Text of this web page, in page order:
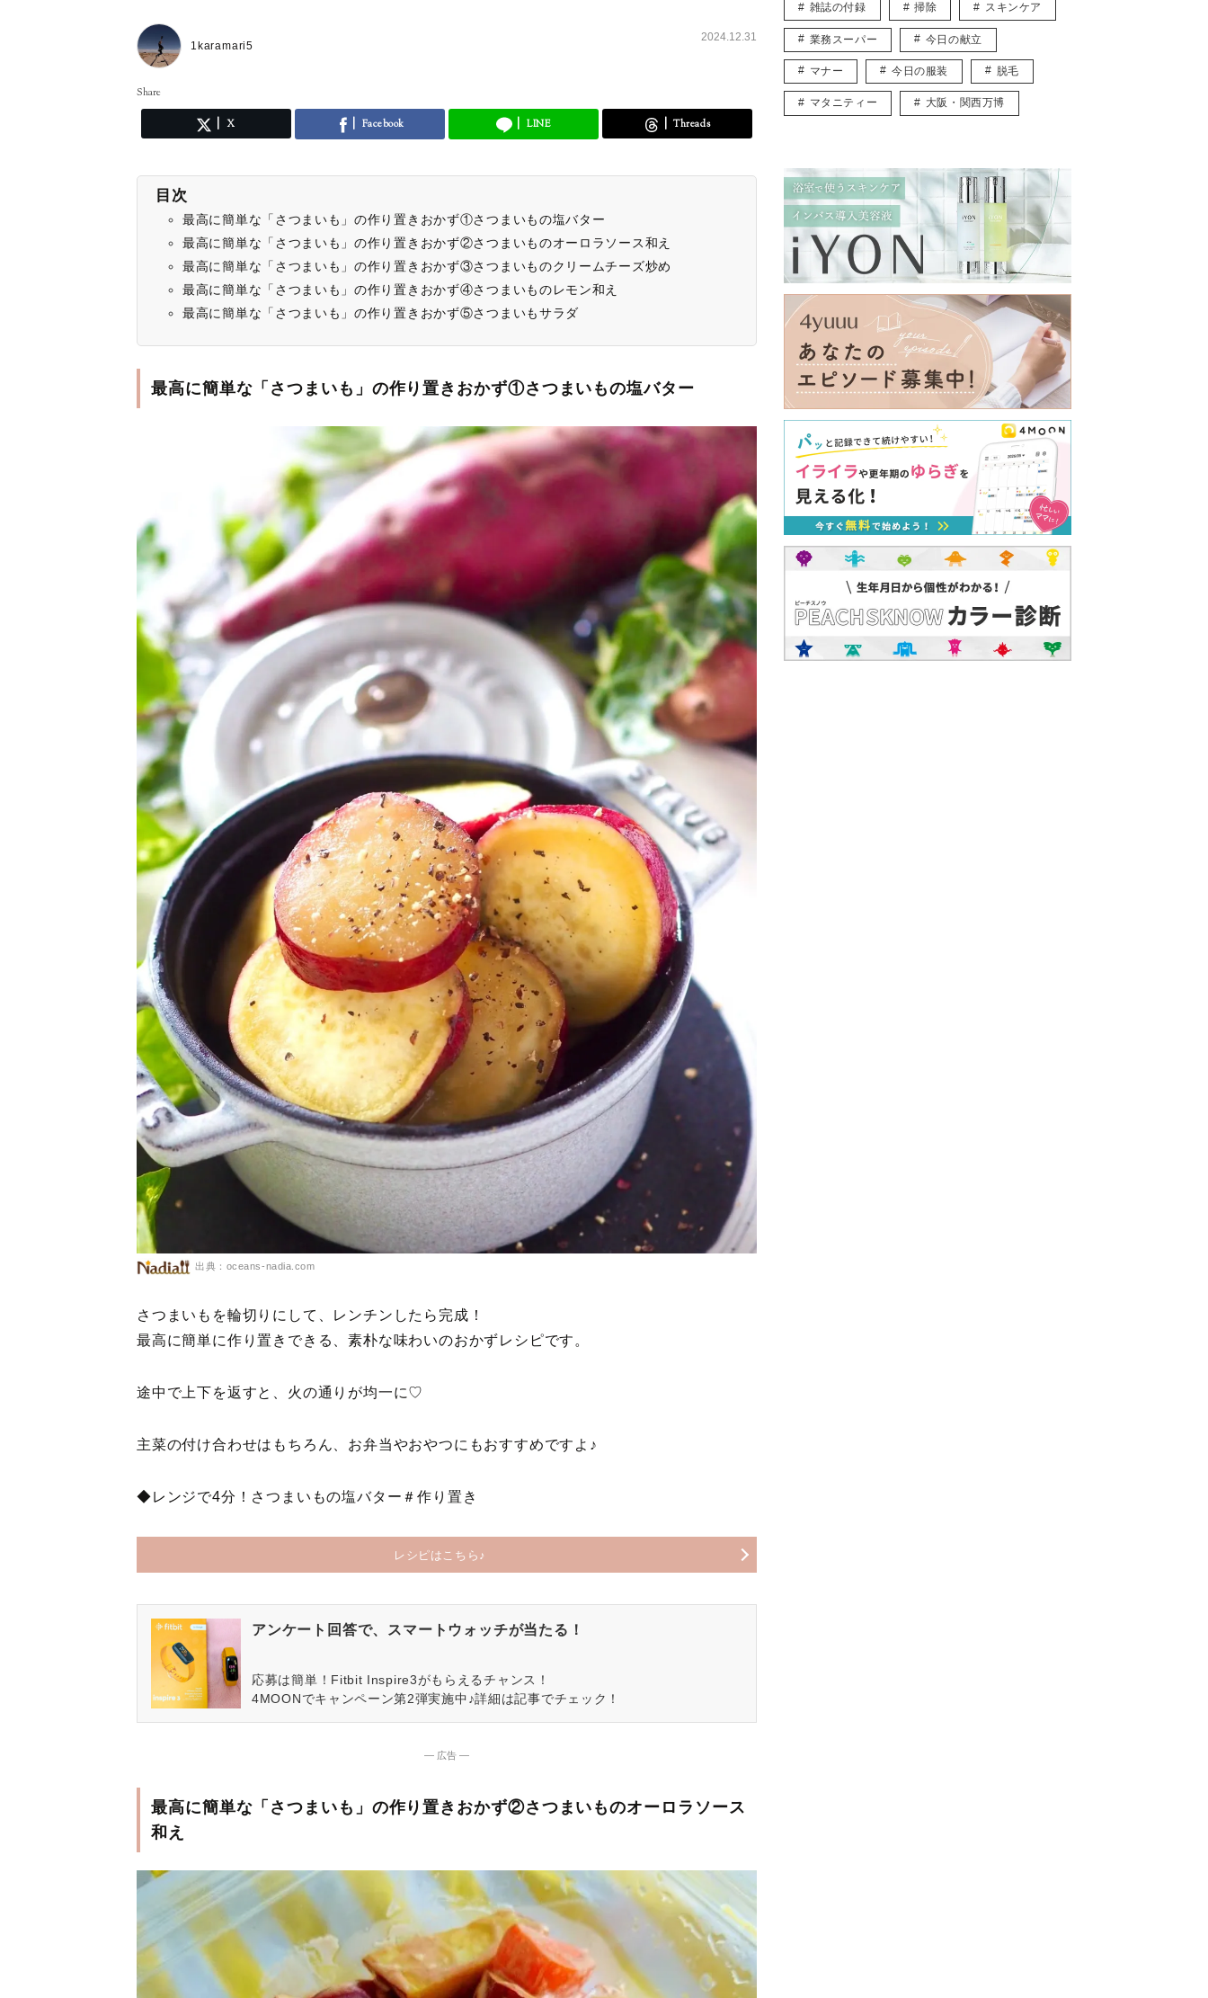
1karamari5
2024.12.31
Share
X Facebook LINE Threads
目次
最高に簡単な「さつまいも」の作り置きおかず①さつまいもの塩バター
最高に簡単な「さつまいも」の作り置きおかず②さつまいものオーロラソース和え
最高に簡単な「さつまいも」の作り置きおかず③さつまいものクリームチーズ炒め
最高に簡単な「さつまいも」の作り置きおかず④さつまいものレモン和え
最高に簡単な「さつまいも」の作り置きおかず⑤さつまいもサラダ
最高に簡単な「さつまいも」の作り置きおかず①さつまいもの塩バター
出典：oceans-nadia.com
さつまいもを輪切りにして、レンチンしたら完成！
最高に簡単に作り置きできる、素朴な味わいのおかずレシピです。
途中で上下を返すと、火の通りが均一に♡
主菜の付け合わせはもちろん、お弁当やおやつにもおすすめですよ♪
◆レンジで4分！さつまいもの塩バター＃作り置き
レシピはこちら♪
アンケート回答で、スマートウォッチが当たる！
応募は簡単！Fitbit Inspire3がもらえるチャンス！
4MOONでキャンペーン第2弾実施中♪詳細は記事でチェック！
― 広告 ―
最高に簡単な「さつまいも」の作り置きおかず②さつまいものオーロラソース
和え
雑誌の付録 掃除 スキンケア
業務スーパー 今日の献立
マナー 今日の服装 脱毛
マタニティー 大阪・関西万博